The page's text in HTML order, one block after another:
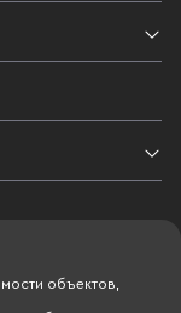
объектов,